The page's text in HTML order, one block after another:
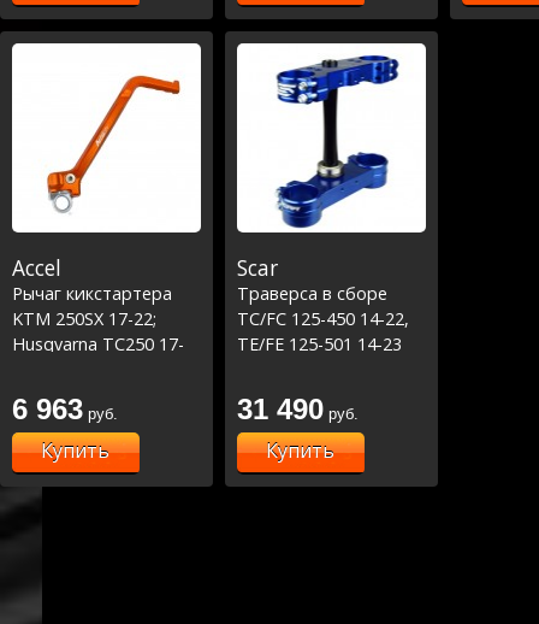
Accel
Рычаг кикстартера
KTM 250SX 17-22;
Husqvarna TC250 17-
22
6 963 руб.
Купить
Scar
Траверса в сборе
TC/FC 125-450 14-22,
TE/FE 125-501 14-23
31 490 руб.
Купить